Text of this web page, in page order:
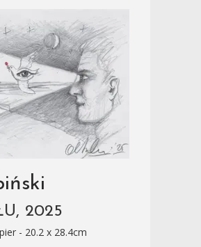
2025
- 20.2 x 28.4cm